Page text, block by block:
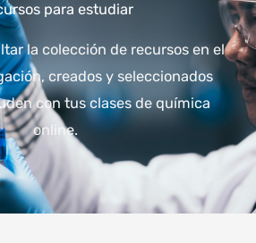
para estudiar
la colección de recursos en el
creados y seleccionados
con tus clases de química
online.